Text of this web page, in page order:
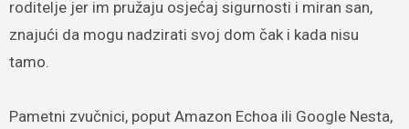
roditelje jer im pružaju osjećaj sigurnosti i miran san,
znajući da mogu nadzirati svoj dom čak i kada nisu
tamo.
Pametni zvučnici, poput Amazon Echoa ili Google Nesta,